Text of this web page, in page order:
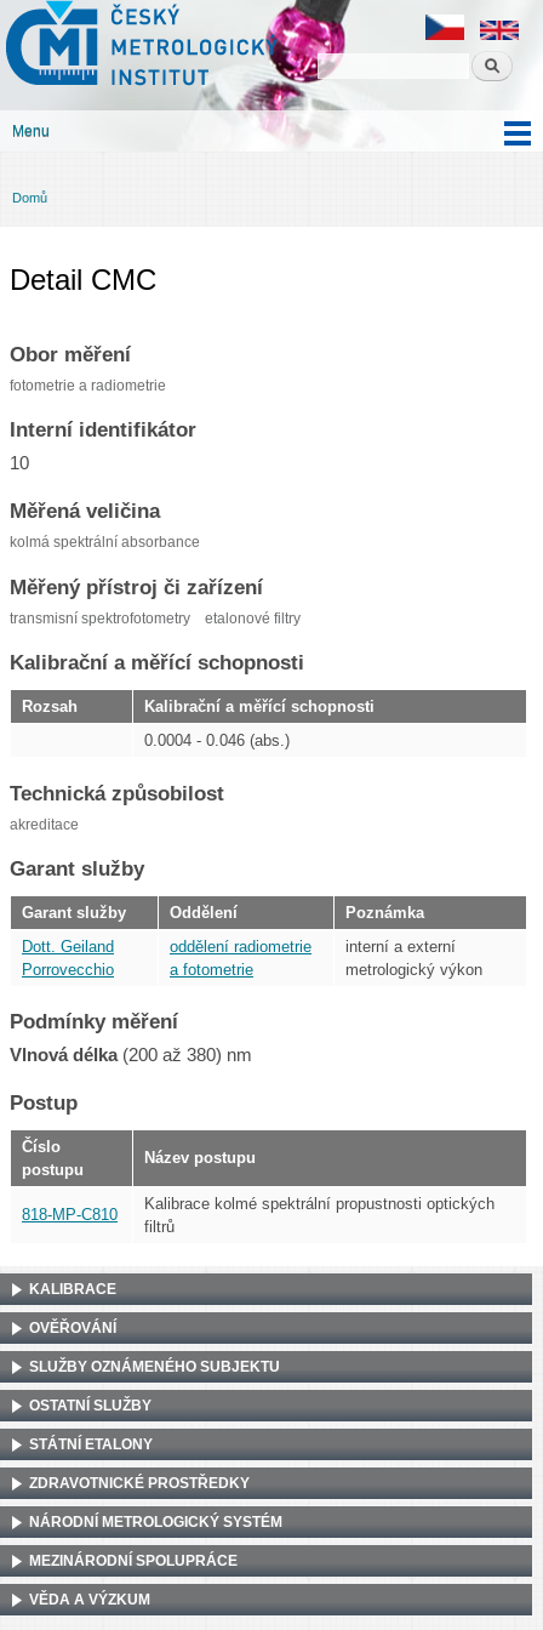
obsahu
Český
metrologický
institut
Menu
Jste zde
Domů
Detail CMC
Obor měření
fotometrie a radiometrie
Interní identifikátor
10
Měřená veličina
kolmá spektrální absorbance
Měřený přístroj či zařízení
transmisní spektrofotometry etalonové filtry
Kalibrační a měřící schopnosti
Rozsah
Kalibrační a měřící schopnosti
0.0004 - 0.046 (abs.)
Technická způsobilost
akreditace
Garant služby
Garant služby Oddělení
Poznámka
Dott. Geiland
Porrovecchio
oddělení radiometrie
a fotometrie
interní a externí
metrologický výkon
Podmínky měření
Vlnová délka(200 až 380) nm
Postup
Číslo
postupu
Název postupu
818-MP-C810
Kalibrace kolmé spektrální propustnosti optických
filtrů
KALIBRACE
OVĚŘOVÁNÍ
SLUŽBY OZNÁMENÉHO SUBJEKTU
OSTATNÍ SLUŽBY
STÁTNÍ ETALONY
ZDRAVOTNICKÉ PROSTŘEDKY
NÁRODNÍ METROLOGICKÝ SYSTÉM
MEZINÁRODNÍ SPOLUPRÁCE
VĚDA A VÝZKUM